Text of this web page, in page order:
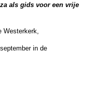
als gids voor een vrije
Westerkerk,
in de